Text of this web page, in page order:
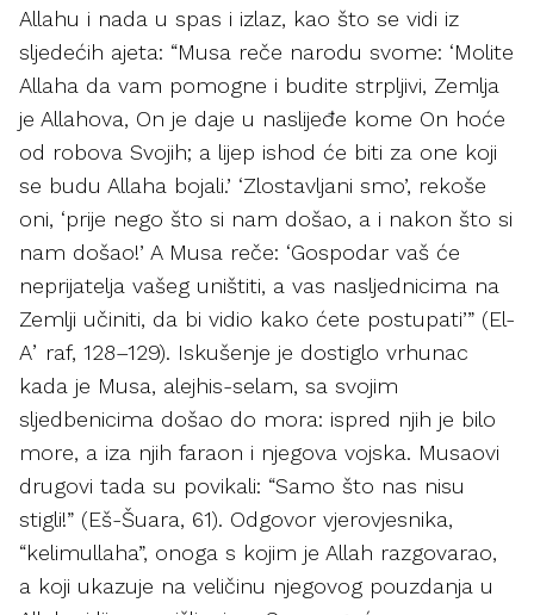
Allahu i nada u spas i izlaz, kao što se vidi iz
sljedećih ajeta: “Musa reče narodu svome: ‘Molite
Allaha da vam pomogne i budite strpljivi, Zemlja
je Allahova, On je daje u naslijeđe kome On hoće
od robova Svojih; a lijep ishod će biti za one koji
se budu Allaha bojali.’ ‘Zlostavljani smo’, rekoše
oni, ‘prije nego što si nam došao, a i nakon što si
nam došao!’ A Musa reče: ‘Gospodar vaš će
neprijatelja vašeg uništiti, a vas nasljednicima na
Zemlji učiniti, da bi vidio kako ćete postupati’” (El-
Aʼraf, 128–129). Iskušenje je dostiglo vrhunac
kada je Musa, alejhis-selam, sa svojim
sljedbenicima došao do mora: ispred njih je bilo
more, a iza njih faraon i njegova vojska. Musaovi
drugovi tada su povikali: “Samo što nas nisu
stigli!” (Eš-Šuara, 61). Odgovor vjerovjesnika,
“kelimullaha”, onoga s kojim je Allah razgovarao,
a koji ukazuje na veličinu njegovog pouzdanja u